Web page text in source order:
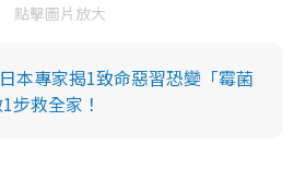
點擊圖片放大
本專家揭1致命惡習恐變「霉菌
步救全家！